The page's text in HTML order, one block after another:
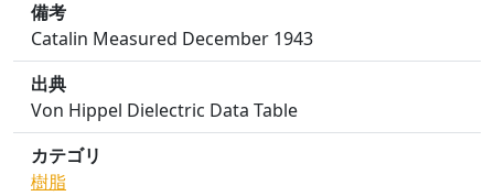
備考
Catalin Measured December 1943
出典
Von Hippel Dielectric Data Table
カテゴリ
樹脂